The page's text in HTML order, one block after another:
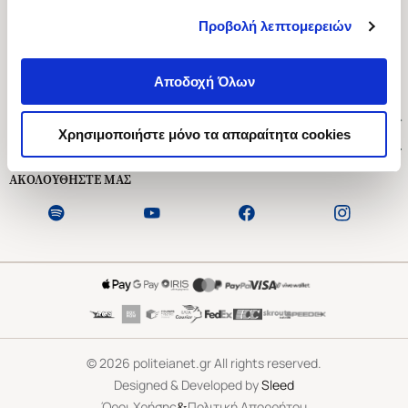
Προβολή λεπτομερειών
Αποδοχή Όλων
Χρησιμοποιήστε μόνο τα απαραίτητα cookies
Ασκληπιού 1-3, Αθήνα 106 79
Δευτέρα - Παρασκευή 09:00-21:00
Εξυπηρέτηση Πελατών
ΑΚΟΛΟΥΘΗΣΤΕ ΜΑΣ
©2026 politeianet.gr All rights reserved.
Designed & Developed bySleed